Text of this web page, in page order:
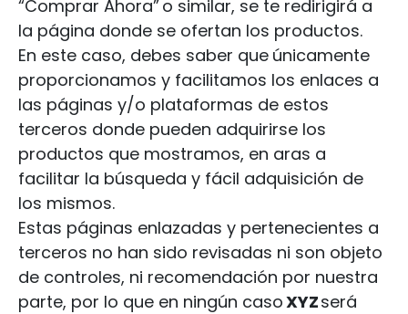
“Comprar Ahora” o similar, se te redirigirá a
la página donde se ofertan los productos.
En este caso, debes saber que únicamente
proporcionamos y facilitamos los enlaces a
las páginas y/o plataformas de estos
terceros donde pueden adquirirse los
productos que mostramos, en aras a
facilitar la búsqueda y fácil adquisición de
los mismos.
Estas páginas enlazadas y pertenecientes a
terceros no han sido revisadas ni son objeto
de controles, ni recomendación por nuestra
parte, por lo que en ningún casoXYZserá